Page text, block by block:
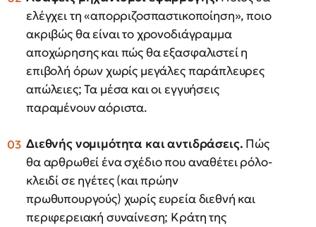
ελέγχει τη «απορριζοσπαστικοποίηση», ποιο
ακριβώς θα είναι το χρονοδιάγραμμα
αποχώρησης και πώς θα εξασφαλιστεί η
επιβολή όρων χωρίς μεγάλες παράπλευρες
απώλειες; Τα μέσα και οι εγγυήσεις
παραμένουν αόριστα.
Διεθνής νομιμότητα και αντιδράσεις. Πώς
θα αρθρωθεί ένα σχέδιο που αναθέτει ρόλο-
κλειδί σε ηγέτες (και πρώην
πρωθυπουργούς) χωρίς ευρεία διεθνή και
περιφερειακή συναίνεση; Κράτη της